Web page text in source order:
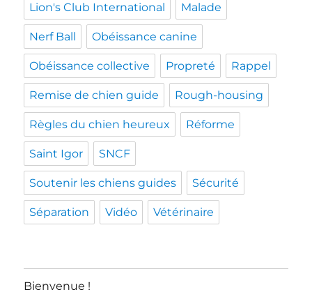
Lion's Club International Malade
Nerf Ball Obéissance canine
Obéissance collective Propreté Rappel
Remise de chien guide Rough-housing
Règles du chien heureux Réforme
Saint Igor SNCF
Soutenir les chiens guides Sécurité
Séparation Vidéo Vétérinaire
Bienvenue !